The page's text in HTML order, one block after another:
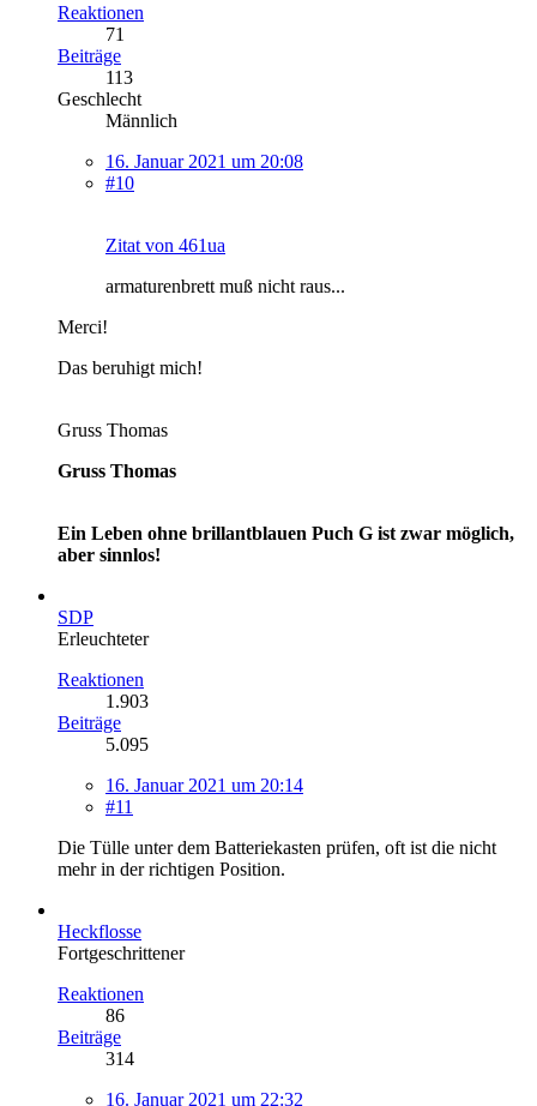
Reaktionen
71
Beiträge
113
Geschlecht
Männlich
16. Januar 2021 um 20:08
#10
Zitat von 461ua
armaturenbrett muß nicht raus...
Merci!
Das beruhigt mich!
Gruss Thomas
Gruss Thomas
Ein Leben ohne brillantblauen Puch G ist zwar möglich,
aber sinnlos!
SDP
Erleuchteter
Reaktionen
1.903
Beiträge
5.095
16. Januar 2021 um 20:14
#11
Die Tülle unter dem Batteriekasten prüfen, oft ist die nicht
mehr in der richtigen Position.
Heckflosse
Fortgeschrittener
Reaktionen
86
Beiträge
314
16. Januar 2021 um 22:32